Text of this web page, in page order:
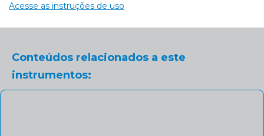
Acesse as instruções de uso
Conteúdos relacionados a este
instrumentos: